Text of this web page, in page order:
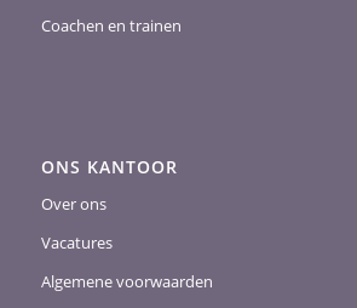
Coachen en trainen
ONS KANTOOR
Over ons
Vacatures
Algemene voorwaarden